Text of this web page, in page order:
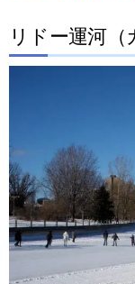
リドー運河（